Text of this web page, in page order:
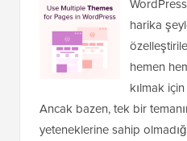
harika
hemen
kılmak
Ancak bazen, tek bir
yeteneklerine sahip